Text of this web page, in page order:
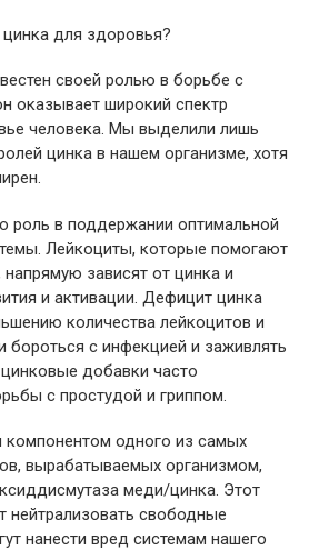
для здоровья?
своей ролью в борьбе с
оказывает широкий спектр
человека. Мы выделили лишь
цинка в нашем организме, хотя
роль в поддержании оптимальной
Лейкоциты, которые помогают
зависят от цинка и
и активации. Дефицит цинка
количества лейкоцитов и
бороться с инфекцией и заживлять
добавки часто
с простудой и гриппом.
одного из самых
вырабатываемых организмом,
меди/цинка. Этот
нейтрализовать свободные
нанести вред системам нашего